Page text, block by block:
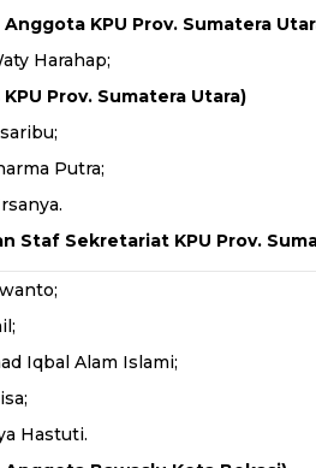
KPU Prov. Sumatera
Harahap;
Prov. Sumatera Utara)
Putra;
Staf Sekretariat KPU Prov.
Iqbal Alam Islami;
Hastuti.